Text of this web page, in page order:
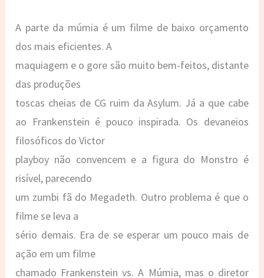
A parte da múmia é um filme de baixo orçamento
dos mais eficientes. A
maquiagem e o gore são muito bem-feitos, distante
das produções
toscas cheias de CG ruim da Asylum. Já a que cabe
ao Frankenstein é pouco inspirada. Os devaneios
filosóficos do Victor
playboy não convencem e a figura do Monstro é
risível, parecendo
um zumbi fã do Megadeth. Outro problema é que o
filme se leva a
sério demais. Era de se esperar um pouco mais de
ação em um filme
chamado Frankenstein vs. A Múmia, mas o diretor